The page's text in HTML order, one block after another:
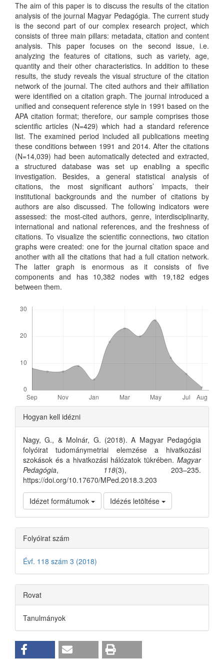
The aim of this paper is to discuss the results of the citation
analysis of the journal Magyar Pedagógia. The current study
is the second part of our complex research project, which
consists of three main pillars: metadata, citation and content
analysis. This paper focuses on the second issue, i.e.
analyzing the features of citations, such as variety, age,
quantity and their other characteristics. In addition to these
results, the study reveals the visual structure of the citation
network of the journal. The cited authors and their affiliation
were identified on a citation graph. The journal introduced a
unified and consequent reference style in 1991 based on the
APA citation format; therefore, our sample comprises those
scientific articles (N=429) which had a standard reference
list. The examined period included all publications meeting
these conditions between 1991 and 2014. After the citations
(N=14,039) had been automatically detected and extracted,
a structured database was set up enabling a specific
investigation. Besides, a general statistical analysis of
citations, the most significant authors’ impacts, their
institutional backgrounds and the number of citations by
authors are also discussed. The following indicators were
assessed: the most-cited authors, genre, interdisciplinarity,
international and national references, and the freshness of
citations. To visualize the scientific connections, two citation
graphs were created: one for the journal citation space and
another with all the citations that had a full citation network.
The latter graph is enormous as it consists of five
components and has 10,382 nodes with 19,182 edges
between them.
Article
Details
Hogyan kell idézni
Nagy, G., & Molnár, G. (2018). A Magyar Pedagógia
folyóirat tudománymetriai elemzése a hivatkozási
szokások és a hivatkozási hálózatok tükrében. Magyar
Pedagógia, 118(3), 203–235.
https://doi.org/10.17670/MPed.2018.3.203
Idézet formátumok Idézés letöltése
Folyóirat szám
Évf. 118 szám 3 (2018)
Rovat
Tanulmányok